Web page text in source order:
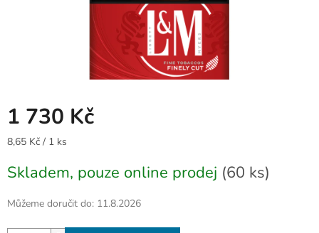
1 730 Kč
Měrná
8,65 Kč / 1 ks
Skladem, pouze online prodej (60 ks)
Můžeme doručit do: 11.8.2026